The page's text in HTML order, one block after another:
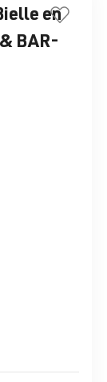
en
BAR-